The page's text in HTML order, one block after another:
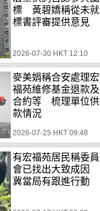
標 黃碧嬌稱從未就
標書評審提供意見
2026-07-30 HKT 12:10
麥美娟稱合安處理宏
福苑維修基金退款及
合約等 梳理單位供
款情況
2026-07-25 HKT 09:48
有宏福苑居民稱委員
會已找出大致成因
冀當局有跟進行動